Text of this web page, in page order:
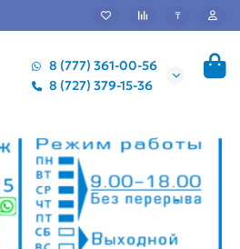
₸
8 (777) 361-00-56
8 (727) 379-15-36